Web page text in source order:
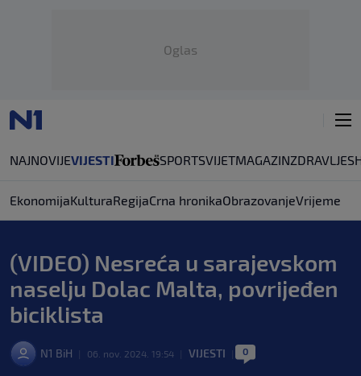
Oglas
NAJNOVIJEVIJESTI SPORTSVIJETMAGAZINZDRAVLJE
EkonomijaKulturaRegijaCrna hronikaObrazovanjeVrijeme
(VIDEO) Nesreća u sarajevskom
naselju Dolac Malta, povrijeđen
biciklista
N1 BiH 06. nov. 2024. 19:54 VIJESTI 0